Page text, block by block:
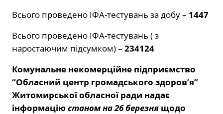
Всього проведено ІФА-тестувань за добу – 1447
Всього проведено ІФА-тестувань ( з
наростаючим підсумком) – 234124
Комунальне некомерційне підприємство
“Обласний центр громадського здоров’я”
Житомирської обласної ради надає
інформаціюстаном на 26 березня щодо